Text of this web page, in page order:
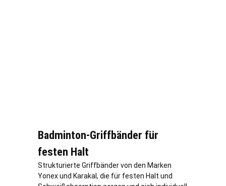
Badminton-Griffbänder für
festen Halt
Strukturierte Griffbänder von den Marken
Yonex und Karakal, die für festen Halt und